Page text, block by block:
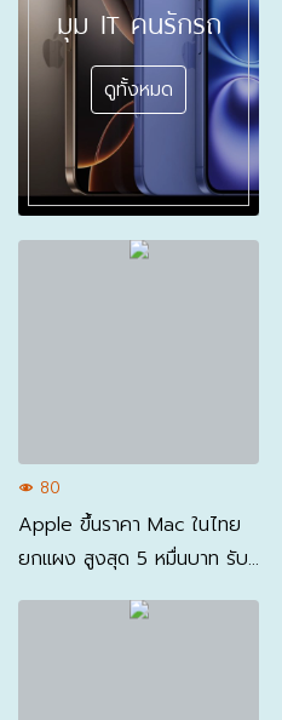
มุม IT คนรักรถ
ดูทั้งหมด
80
Apple ขึ้นราคา Mac ในไทย
ยกแผง สูงสุด 5 หมื่นบาท รับ